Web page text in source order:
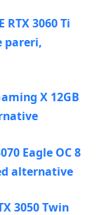
RTX 3060 Ti
pareri,
X 12GB
Eagle OC 8
alternative
3050 Twin